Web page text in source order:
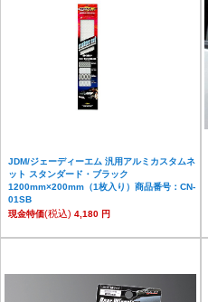
JDM/ジェーディーエム 汎用アルミカスタムネ
ット スタンダード・ブラック
1200mm×200mm（1枚入り）商品番号：CN-
01SB
現金特価(税込) 4,180 円